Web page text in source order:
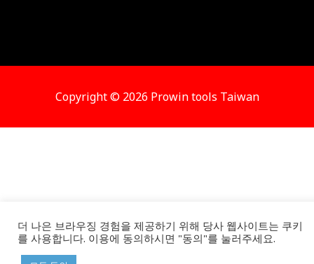
Copyright © 2026 Prowin tools Taiwan
더 나은 브라우징 경험을 제공하기 위해 당사 웹사이트는 쿠키
를 사용합니다. 이용에 동의하시면 "동의"를 눌러주세요.